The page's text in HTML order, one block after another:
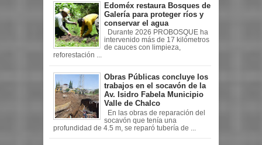
Edoméx restaura Bosques de
Galería para proteger ríos y
conservar el agua
Durante 2026 PROBOSQUE ha
intervenido más de 17 kilómetros
de cauces con limpieza,
reforestación ...
Obras Públicas concluye los
trabajos en el socavón de la
Av. Isidro Fabela Municipio
Valle de Chalco
En las obras de reparación del
socavón que tenía una
profundidad de 4.5 m, se reparó tubería de ...